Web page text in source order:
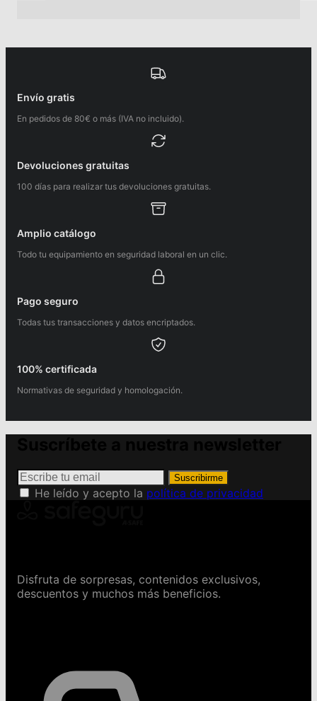
Envío gratis
En pedidos de 80€ o más (IVA no incluido).
Devoluciones gratuitas
100 días para realizar tus devoluciones gratuitas.
Amplio catálogo
Todo tu equipamiento en seguridad laboral en un clic.
Pago seguro
Todas tus transacciones y datos encriptados.
100% certificada
Normativas de seguridad y homologación.
Suscribirme
He leído y acepto la política de privacidad
Disfruta de sorpresas, contenidos exclusivos,
descuentos y muchos más beneficios.